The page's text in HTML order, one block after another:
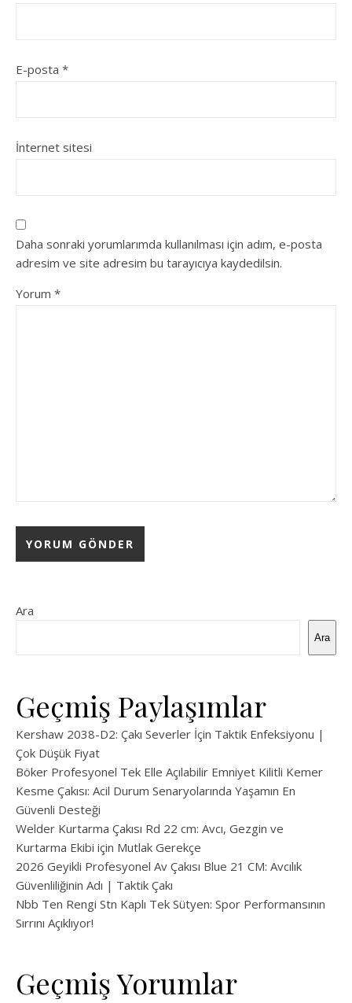
E-posta *
İnternet sitesi
Daha sonraki yorumlarımda kullanılması için adım, e-posta
adresim ve site adresim bu tarayıcıya kaydedilsin.
Yorum *
Ara
Ara
Geçmiş Paylaşımlar
Kershaw 2038-D2: Çakı Severler İçin Taktik Enfeksiyonu |
Çok Düşük Fiyat
Böker Profesyonel Tek Elle Açılabilir Emniyet Kilitli Kemer
Kesme Çakısı: Acil Durum Senaryolarında Yaşamın En
Güvenli Desteği
Welder Kurtarma Çakısı Rd 22 cm: Avcı, Gezgin ve
Kurtarma Ekibi için Mutlak Gerekçe
2026 Geyikli Profesyonel Av Çakısı Blue 21 CM: Avcılık
Güvenliliğinin Adı | Taktik Çakı
Nbb Ten Rengi Stn Kaplı Tek Sütyen: Spor Performansının
Sırrını Açıklıyor!
Geçmiş Yorumlar